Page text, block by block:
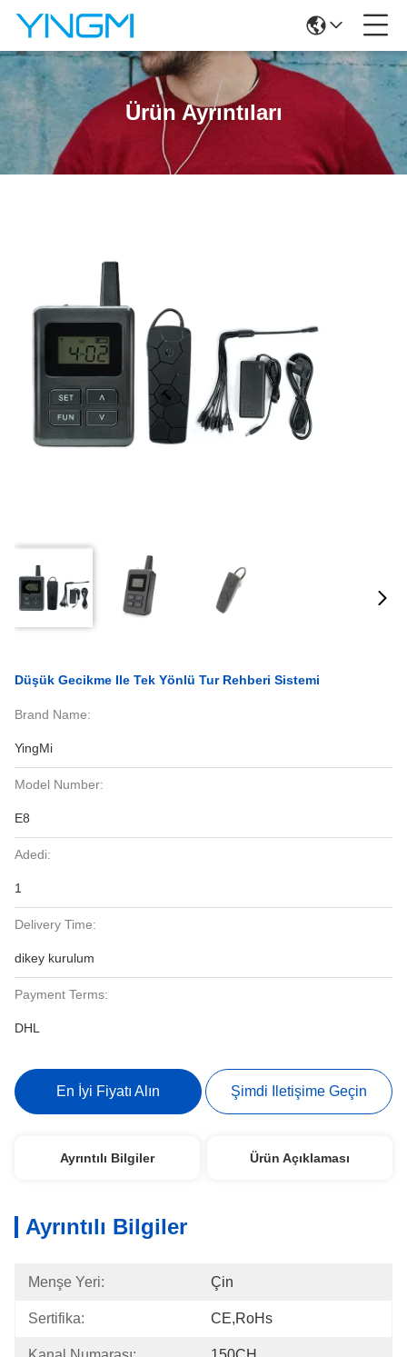
Ürün Ayrıntıları
Düşük Gecikme Ile Tek Yönlü Tur Rehberi Sistemi
Brand Name:
YingMi
Model Number:
E8
Adedi:
1
Delivery Time:
dikey kurulum
Payment Terms:
DHL
En İyi Fiyatı Alın Şimdi Iletişime Geçin
Ayrıntılı Bilgiler Ürün Açıklaması
Ayrıntılı Bilgiler
Menşe Yeri: Çin
Sertifika: CE,RoHs